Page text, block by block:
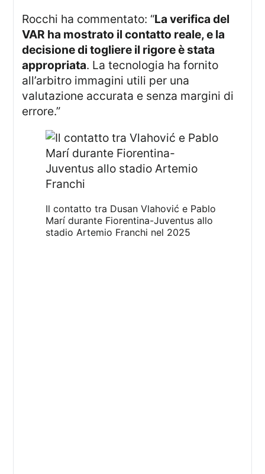
Rocchi ha commentato: “La verifica del
VAR ha mostrato il contatto reale, e la
decisione di togliere il rigore è stata
appropriata. La tecnologia ha fornito
all’arbitro immagini utili per una
valutazione accurata e senza margini di
errore.”
Il contatto tra Dusan Vlahović e Pablo
Marí durante Fiorentina-Juventus allo
stadio Artemio Franchi nel 2025